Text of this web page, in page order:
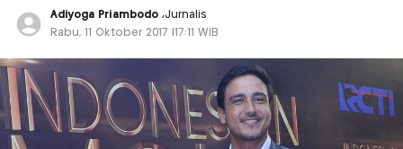
Adiyoga Priambodo ,Jurnalis
Rabu, 11 Oktober 2017 |17:11 WIB